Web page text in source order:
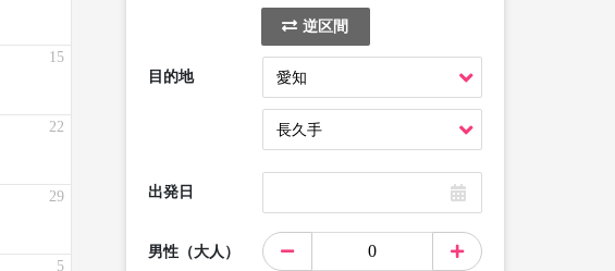
15
22
29
5
逆区間
目的地
出発日
男性（大人）